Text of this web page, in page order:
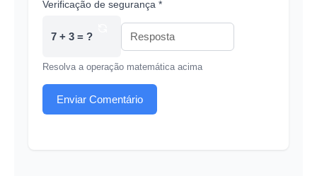
Verificação de segurança *
7 + 3 = ?
Resolva a operação matemática acima
Enviar Comentário